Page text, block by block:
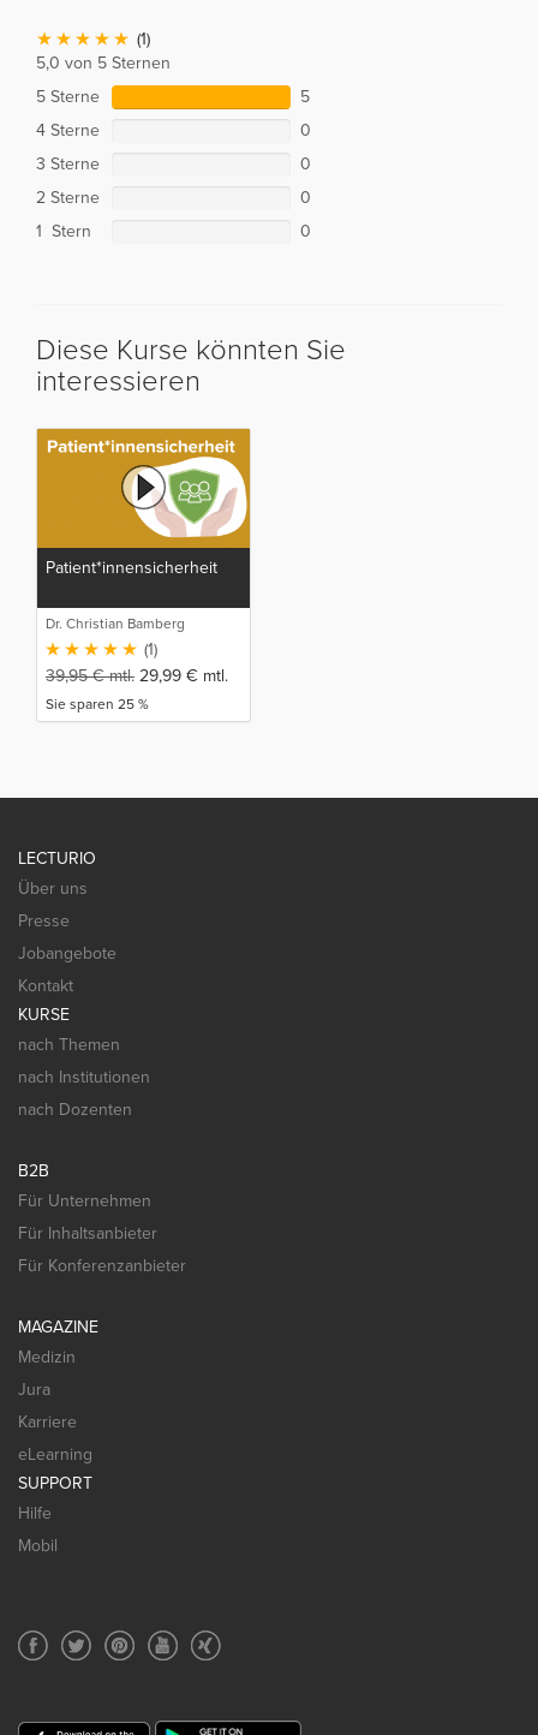
(1)
5,0 von 5 Sternen
5 Sterne
5
4 Sterne
0
3 Sterne
0
2 Sterne
0
1 Stern
0
Diese Kurse könnten Sie
interessieren
Patient*innensicherheit
Dr. Christian Bamberg
(1)
39,95€mtl. 29,99 € mtl.
Sie sparen 25 %
LECTURIO
Über uns
Presse
Jobangebote
Kontakt
KURSE
nach Themen
nach Institutionen
nach Dozenten
B2B
Für Unternehmen
Für Inhaltsanbieter
Für Konferenzanbieter
MAGAZINE
Medizin
Jura
Karriere
eLearning
SUPPORT
Hilfe
Mobil